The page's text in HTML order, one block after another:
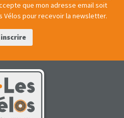
que mon adresse email soit
Vélos pour recevoir la newsletter.